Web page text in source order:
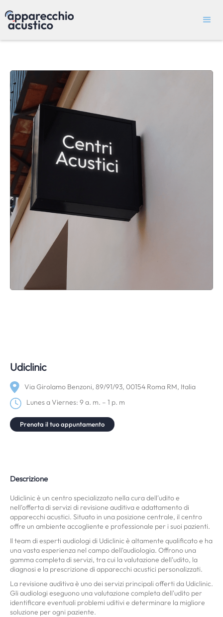
Udiclinic
Via Girolamo Benzoni, 89/91/93, 00154 Roma RM, Italia
Lunes a Viernes: 9 a. m. – 1 p. m
Prenota il tuo appuntamento
Descrizione
Udiclinic è un centro specializzato nella cura dell'udito e
nell'offerta di servizi di revisione auditiva e adattamento di
apparecchi acustici. Situato in una posizione centrale, il centro
offre un ambiente accogliente e professionale per i suoi pazienti.
Il team di esperti audiologi di Udiclinic è altamente qualificato e ha
una vasta esperienza nel campo dell'audiologia. Offrono una
gamma completa di servizi, tra cui la valutazione dell'udito, la
diagnosi e la prescrizione di apparecchi acustici personalizzati.
La revisione auditiva è uno dei servizi principali offerti da Udiclinic.
Gli audiologi eseguono una valutazione completa dell'udito per
identificare eventuali problemi uditivi e determinare la migliore
soluzione per ogni paziente.